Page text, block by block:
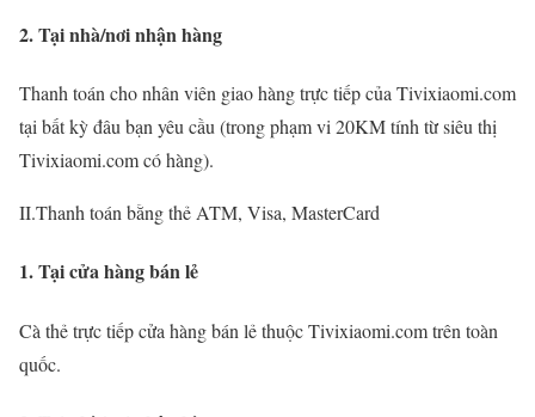
2. Tại nhà/nơi nhận hàng
Thanh toán cho nhân viên giao hàng trực tiếp của Tivixiaomi.com
tại bất kỳ đâu bạn yêu cầu (trong phạm vi 20KM tính từ siêu thị
Tivixiaomi.com có hàng).
II.Thanh toán bằng thẻ ATM, Visa, MasterCard
1. Tại cửa hàng bán lẻ
Cà thẻ trực tiếp cửa hàng bán lẻ thuộc Tivixiaomi.com trên toàn
quốc.